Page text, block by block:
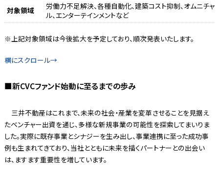
対象領域
労働力不足解決、各種自動化、建築コスト抑制、オムニチャ
ル、エンターテインメントなど
※上記対象領域は今後拡大を予定しており、順次発表いたします。
■新CVCファンド始動に至るまでの歩み
三井不動産はこれまで、未来の社会・産業を変革させることを見据え
たベンチャー出資を通じ、多様な新規事業の可能性を探索してまいりま
した。実際に既存事業とシナジーを生み出し、事業連携に至った成功事
例も生まれてきており、当社とともに未来を描くパートナーとの出会い
は、ますます重要性を増しています。